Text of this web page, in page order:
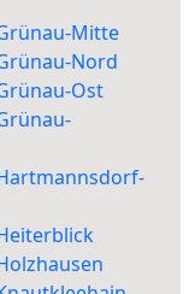
Mitte
Nord
Ost